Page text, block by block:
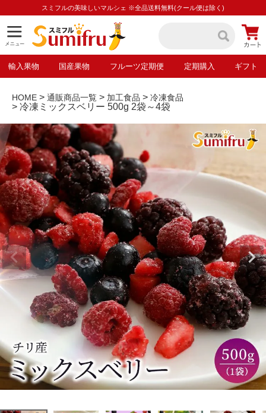
スミフルの美味しいマルシェ ※全品送料無料(クール便は除く)
輸入果物 国産果物 フルーツ定期便 定期購入 ギフト
HOME 通販商品一覧 加工食品 冷凍食品
冷凍ミックスベリー 500g 2袋～4袋